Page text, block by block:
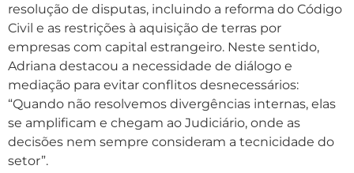
resolução de disputas, incluindo a reforma do Código
Civil e as restrições à aquisição de terras por
empresas com capital estrangeiro. Neste sentido,
Adriana destacou a necessidade de diálogo e
mediação para evitar conflitos desnecessários:
“Quando não resolvemos divergências internas, elas
se amplificam e chegam ao Judiciário, onde as
decisões nem sempre consideram a tecnicidade do
setor”.